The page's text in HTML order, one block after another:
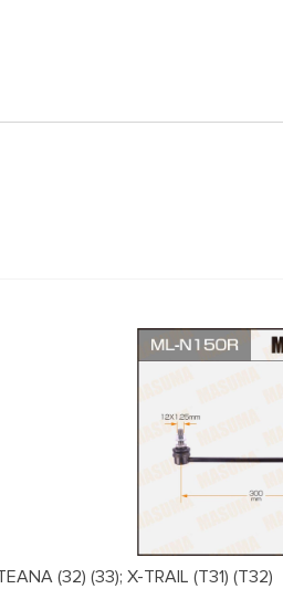
(32) (33); X-TRAIL (T31) (T32)